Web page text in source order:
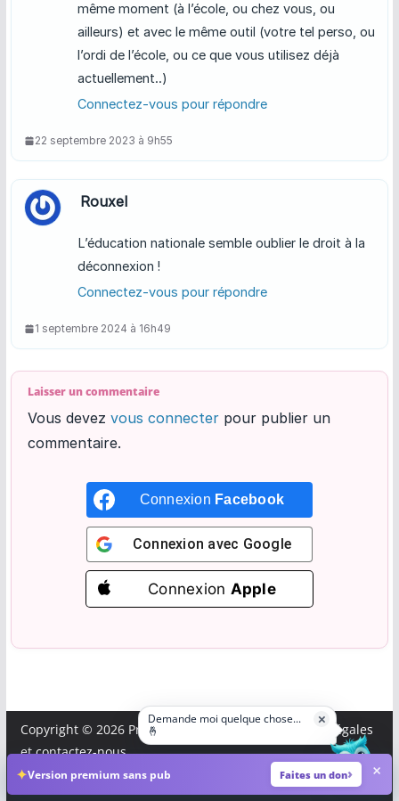
même moment (à l’école, ou chez vous, ou
ailleurs) et avec le même outil (votre tel perso, ou
l’ordi de l’école, ou ce que vous utilisez déjà
actuellement..)
Connectez-vous pour répondre
22 septembre 2023 à 9h55
Rouxel
L’éducation nationale semble oublier le droit à la
déconnexion !
Connectez-vous pour répondre
1 septembre 2024 à 16h49
Laisser un commentaire
Vous devez vous connecterpour publier un
commentaire.
Connexion Facebook
Connexion avec Google
Connexion Apple
Copyright © 2026 Professeurs des écoles
Mentions légales
etcontactez-nous.
Demande moi quelque chose...
🤞
×
✦Version premium sans pub Faites un don ×